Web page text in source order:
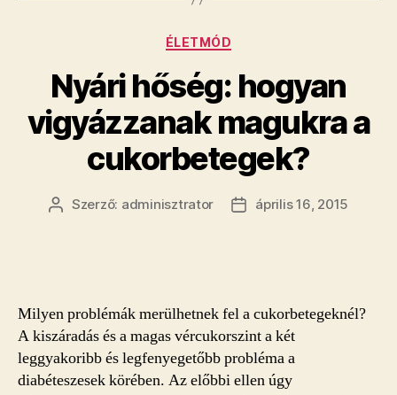
Kategóriák
ÉLETMÓD
Nyári hőség: hogyan
vigyázzanak magukra a
cukorbetegek?
Bejegyzés
Szerző: adminisztrator
Bejegyzés
április 16, 2015
Milyen problémák merülhetnek fel a cukorbetegeknél?
A kiszáradás és a magas vércukorszint a két
leggyakoribb és legfenyegetőbb probléma a
diabéteszesek körében. Az előbbi ellen úgy